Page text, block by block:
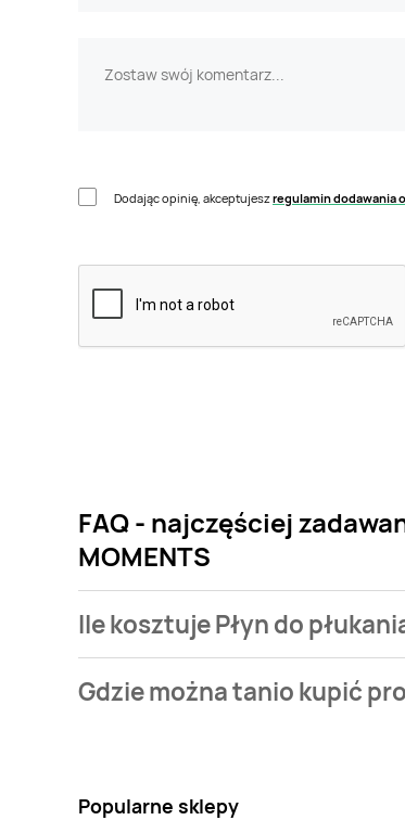
Dodając opinię, akceptujeszregulamin dodawania
FAQ - najczęściej
MOMENTS
Ile kosztuje Płyn do
płukania secrets KUSCHELWEICH
Gdzie można tanio kupić
Popularne sklepy